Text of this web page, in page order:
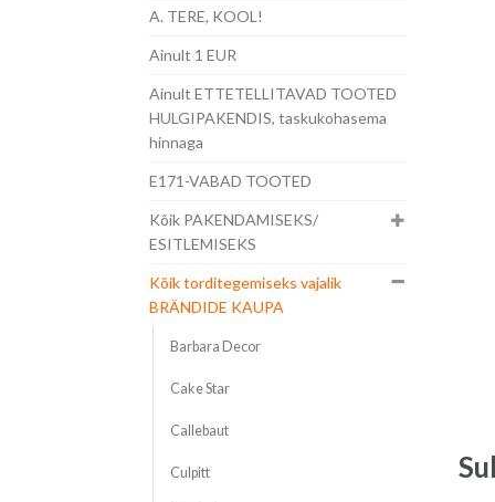
A. TERE, KOOL!
Ainult 1 EUR
Ainult ETTETELLITAVAD TOOTED
HULGIPAKENDIS, taskukohasema
hinnaga
E171-VABAD TOOTED
Kõik PAKENDAMISEKS/
ESITLEMISEKS
Kõik torditegemiseks vajalik
BRÄNDIDE KAUPA
Barbara Decor
Cake Star
Callebaut
Culpitt